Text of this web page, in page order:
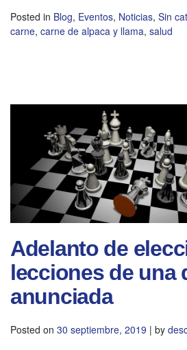
Posted in Blog, Eventos, Noticias, Sin
carne, carne de alpaca y llama, salud
Adelanto de
lecciones de una
anunciada
Posted on 30 septiembre, 2019 | by